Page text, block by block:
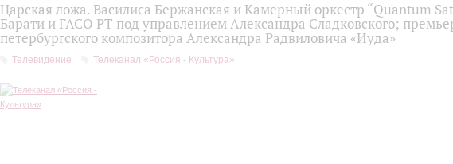
Царская ложа. Василиса Бержанская и Камерный оркестр “Quantum
Барати и ГАСО РТ под управлением Александра Сладковского;
петербургского композитора Александра Радвиловича «Иуда»
Телевидение Телеканал «Россия - Культура»